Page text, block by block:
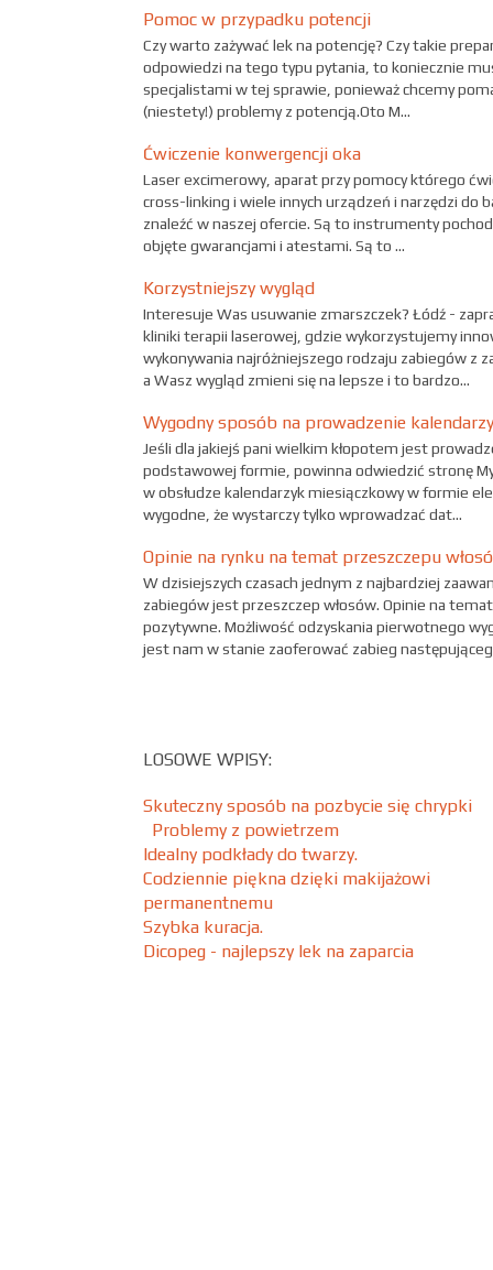
Pomoc w przypadku potencji
Czy warto zażywać lek na potencję? Czy takie
odpowiedzi na tego typu pytania, to koniecznie
specjalistami w tej sprawie, ponieważ chcemy
(niestety!) problemy z potencją.Oto M...
Ćwiczenie konwergencji oka
Laser excimerowy, aparat przy pomocy którego
cross-linking i wiele innych urządzeń i narzędzi do
znaleźć w naszej ofercie. Są to instrumenty
objęte gwarancjami i atestami. Są to ...
Korzystniejszy wygląd
Interesuje Was usuwanie zmarszczek? Łódź -
kliniki terapii laserowej, gdzie wykorzystujemy
wykonywania najróżniejszego rodzaju zabiegów z
a Wasz wygląd zmieni się na lepsze i to bardzo...
Wygodny sposób na prowadzenie
Jeśli dla jakiejś pani wielkim kłopotem jest
podstawowej formie, powinna odwiedzić stronę
w obsłudze kalendarzyk miesiączkowy w formie
wygodne, że wystarczy tylko wprowadzać dat...
Opinie na rynku na temat przeszczepu
W dzisiejszych czasach jednym z najbardziej
zabiegów jest przeszczep włosów. Opinie na
pozytywne. Możliwość odzyskania pierwotnego
jest nam w stanie zaoferować zabieg
LOSOWE WPISY:
Skuteczny sposób na pozbycie się chrypki
Problemy z powietrzem
Idealny podkłady do twarzy.
Codziennie piękna dzięki makijażowi
permanentnemu
Szybka kuracja.
Dicopeg - najlepszy lek na zaparcia